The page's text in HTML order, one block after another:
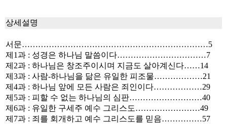
상세설명
서문……………………………………………………………5
제1과 : 성경은 하나님 말씀이다……………………………7
제2과 : 하나님은 창조주이시며 지금도 살아계신다……14
제3과 : 사람-하나님을 닮은 유일한 피조물………………21
제4과 : 하나님 앞에 모든 사람은 죄인이다………………29
제5과 : 피할 수 없는 하나님의 심판………………………40
제6과 : 유일한 구세주 예수 그리스도……………………49
제7과 : 죄를 회개하고 예수 그리스도를 믿음……………57